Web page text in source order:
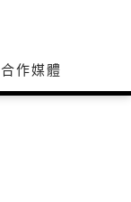
合作媒體